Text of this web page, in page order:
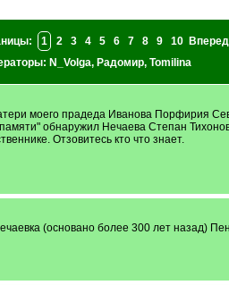
1 2 3 4 5 6 7 8 9 10
N_Volga, Радомир, Tomilina
моего прадеда Иванова Порфирия
памяти" обнаружил Нечаева Степан
Отзовитесь кто что знает.
(основано более 300 лет назад)